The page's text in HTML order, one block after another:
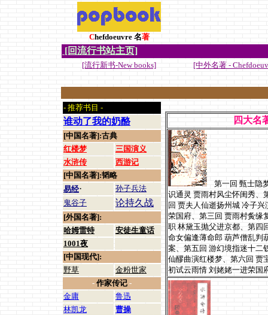
Chefdoeuvre 名著
[回流行书站主页]
[流行新书-New books] [中外名著 -
- 推荐书目 -
谁动了我的奶酪
[中国名著]:古典
红楼梦
三国演义
水浒传
西游记
[中国名著]:韬略
易经·
孙子兵法
鬼谷子
论持久战
[外国名著]:
哈姆雷特
安徒生童话
1001夜
[中国现代]:
野草
金粉世家
- 作家传记 -
金庸
鲁迅
林凯龙
曹操
四大名
第一回 甄士隐
识通灵 贾雨村风尘怀闺秀、
回 贾夫人仙逝扬州城 冷子兴
荣国府、第三回 贾雨村夤缘
职 林黛玉抛父进京都、第四
命女偏逢薄命郎 葫芦僧乱判
案、第五回 游幻境指迷十二
仙醪曲演红楼梦、第六回 贾
初试云雨情 刘姥姥一进荣国